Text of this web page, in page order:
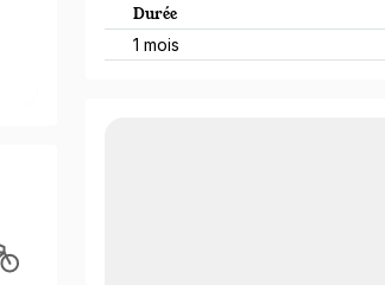
Durée
1 mois